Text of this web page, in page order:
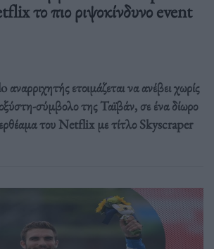
το πιο ριψοκίνδυνο event
ετοιμάζεται να ανέβει χωρίς
σύμβολο της Ταϊβάν, σε ένα δίωρο
του Netflix με τίτλο Skyscraper